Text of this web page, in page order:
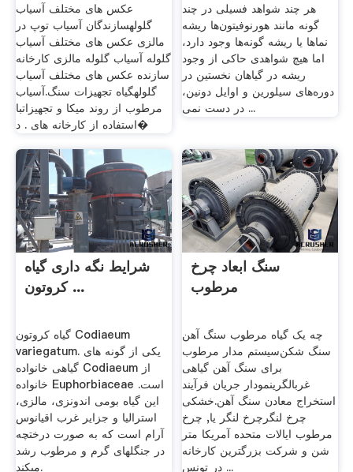
عکس های مختلف آسیاب
گلولهسازندگان آسیاب توپ در
مالزی عکس های مختلف آسیاب
گلوله آسیاب گلوله مالزی کارخانه
سازنده عکس های مختلف آسیاب
گلولهگیاه تجهیزات سنگ.آسیاب
مرطوب از روند میکا و تجهیزاتبا
استفاده از کارخانه های . د�
هر چند شواهد فسیلی در چند
گونه مانند هورنوفیتون‌ها ریشه
نماها یا ریشه گونه‌ها وجود دارد،
اما هیچ شواهدی حاکی از وجود
ریشه در گیاهان نخستین در
دوره‌های سیلورین و اوایل دونین،
در دست نمی ...
شرایط نگه داری گیاه
کروتون ...
گیاه کروتون Codiaeum
variegatum. یکی از گونه ­های
گیاهی خانواده Codiaeum از
خانواده Euphorbiaceae است.
این گیاه بومی اندونزی، مالزی،
استرالیا و جزایر غرب اقیانوس
آرام است که به صورت درختچه
در جنگل­های گرم و مرطوب رشد
می­کند.
سنگ ابعاد چرخ
مرطوب
چه یک گیاه مرطوب سنگ آهن
سنگ شکن‌سیستم مدار مرطوب
برای سنگ آهن گیاهی
غربالگرینمودار جریان فرآیند
استخراج معادن سنگ آهن.خشکی
چرخ لنگرچرخ لنگر یا, چرخ
مرطوب ایالات متحده آمریکا متر
شن و شرکت بزرگترین کارخانه
در تونس ...